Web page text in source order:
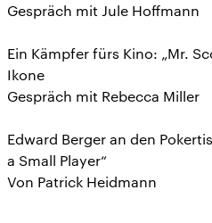
Gespräch mit Jule Hoffmann
Ein Kämpfer fürs Kino: „Mr.
Ikone
Gespräch mit Rebecca Miller
Edward Berger an den
a Small Player“
Von Patrick Heidmann